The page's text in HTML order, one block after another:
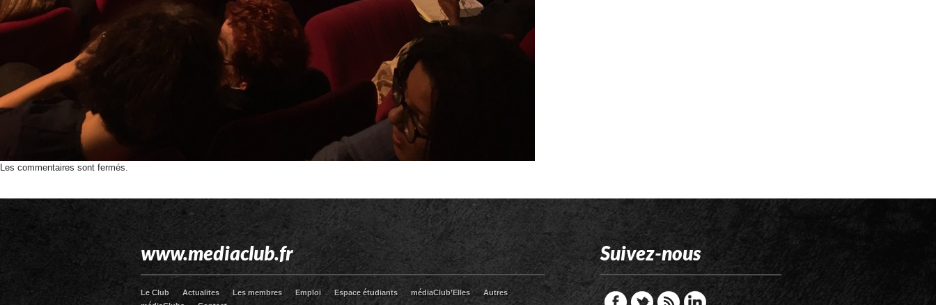
Les commentaires sont fermés.
www.mediaclub.fr
Le Club Actualites Les membres Emploi Espace étudiants médiaClub’Elles
Autres
Suivez-nous
FacebookTwitter RSS LinkedIn